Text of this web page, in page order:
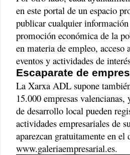
en este portal de un espacio
publicar cualquier
promoción económica de la
en materia de empleo, acceso
eventos y actividades de
Escaparate de
La Xarxa ADL supone
15.000 empresas valencianas,
de desarrollo local pueden
actividades empresariales de
aparezcan gratuitamente en
www.galeriaempresarial.es.